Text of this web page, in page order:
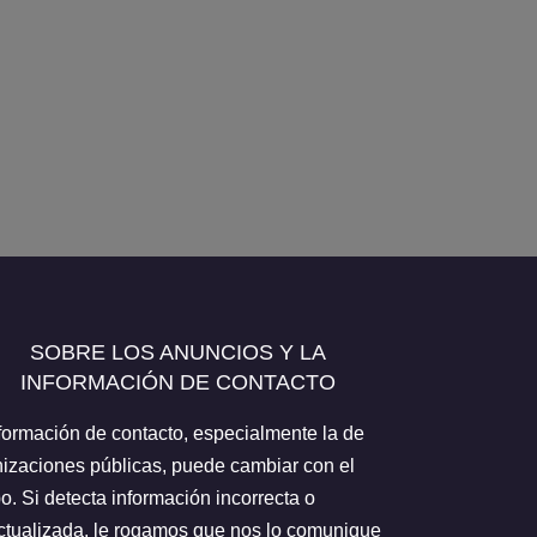
SOBRE LOS ANUNCIOS Y LA
INFORMACIÓN DE CONTACTO
de contacto, especialmente la de
públicas, puede cambiar con el
Si detecta información incorrecta o
le rogamos que nos lo comunique